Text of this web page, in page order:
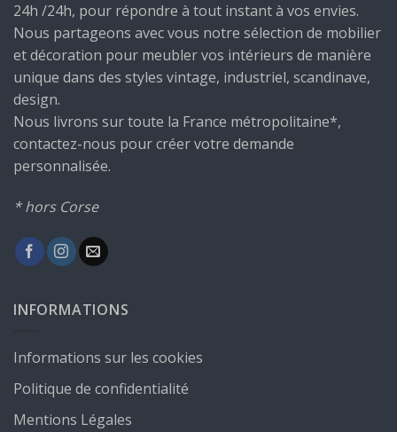
24h /24h, pour répondre à tout instant à vos envies.
Nous partageons avec vous notre sélection de mobilier
et décoration pour meubler vos intérieurs de manière
unique dans des styles vintage, industriel, scandinave,
design.
Nous livrons sur toute la France métropolitaine*,
contactez-nous pour créer votre demande
personnalisée.
* hors Corse
INFORMATIONS
Informations sur les cookies
Politique de confidentialité
Mentions Légales